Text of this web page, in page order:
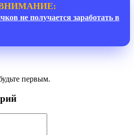
не получается заработать в
первым.